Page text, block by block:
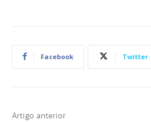
Facebook Twitter
Artigo anterior